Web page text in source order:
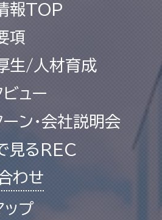
報TOP
項
生/人材育成
ビュー
ーン・会社説明会
見るREC
わせ
ップ